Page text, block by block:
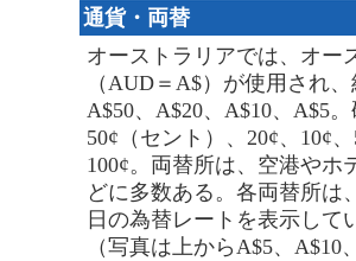
通貨・両替
オーストラリアでは、オー
（AUD＝A$）が使用され
A$50、A$20、A$10、A$5
50¢（セント）、20¢、10¢
100¢。両替所は、空港やホ
どに多数ある。各両替所は
日の為替レートを表示して
（写真は上からA$5、A$10